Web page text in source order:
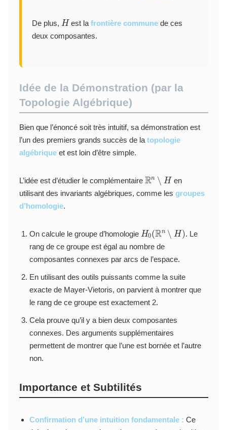
De plus, H est lafrontière commune de ces
deux composantes.
Idée de la Démonstration (par la
Topologie Algébrique)
Bien que l’énoncé soit très intuitif, sa démonstration est
l’un des premiers grands succès de la topologie
algébriqueet est loin d’être simple.
L’idée est d’étudier le complémentaire Rn ∖ H
en
utilisant des invariants algébriques, comme les groupes
d’homologie.
On calcule le groupe d’homologie H0 (Rn ∖ H) . Le
rang de ce groupe est égal au nombre de
composantes connexes par arcs de l’espace.
En utilisant des outils puissants comme la suite
exacte de Mayer-Vietoris, on parvient à montrer que
le rang de ce groupe est exactement 2.
Cela prouve qu’il y a bien deux composantes
connexes. Des arguments supplémentaires
permettent de montrer que l’une est bornée et l’autre
non.
Importance et Subtilités
Confirmation d’une intuition fondamentale : Ce